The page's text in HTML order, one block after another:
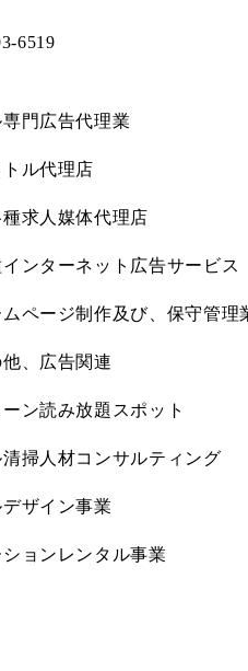
6519
門広告代理業
トル代理店
種求人媒体代理店
インターネット広告サービス
ムページ制作及び、保守管理
他、広告関連
ーン読み放題スポット
掃人材コンサルティング
ザイン事業
ョンレンタル事業